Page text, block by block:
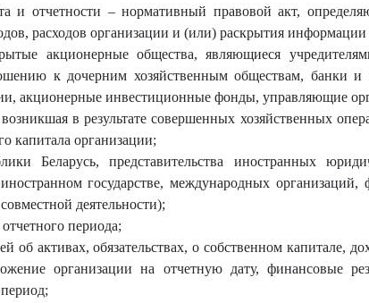
и отчетности – нормативный правовой акт,
расходов организации и (или) раскрытия информации
акционерные общества, являющиеся
к дочерним хозяйственным обществам, банки и
акционерные инвестиционные фонды, управляющие
возникшая в результате совершенных хозяйственных
капитала организации;
Беларусь, представительства иностранных
государстве, международных
деятельности);
периода;
об активах, обязательствах, о собственном капитале,
организации на отчетную дату, финансовые